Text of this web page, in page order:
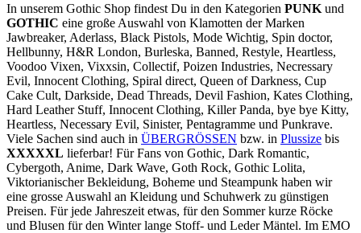
In unserem Gothic Shop findest Du in den Kategorien PUNK und
GOTHIC eine große Auswahl von Klamotten der Marken
Jawbreaker, Aderlass, Black Pistols, Mode Wichtig, Spin doctor,
Hellbunny, H&R London, Burleska, Banned, Restyle, Heartless,
Voodoo Vixen, Vixxsin, Collectif, Poizen Industries, Necressary
Evil, Innocent Clothing, Spiral direct, Queen of Darkness, Cup
Cake Cult, Darkside, Dead Threads, Devil Fashion, Kates Clothing,
Hard Leather Stuff, Innocent Clothing, Killer Panda, bye bye Kitty,
Heartless, Necessary Evil, Sinister, Pentagramme und Punkrave.
Viele Sachen sind auch in ÜBERGRÖSSEN bzw. in Plussize bis
XXXXXL lieferbar! Für Fans von Gothic, Dark Romantic,
Cybergoth, Anime, Dark Wave, Goth Rock, Gothic Lolita,
Viktorianischer Bekleidung, Boheme und Steampunk haben wir
eine grosse Auswahl an Kleidung und Schuhwerk zu günstigen
Preisen. Für jede Jahreszeit etwas, für den Sommer kurze Röcke
und Blusen für den Winter lange Stoff- und Leder Mäntel. Im EMO